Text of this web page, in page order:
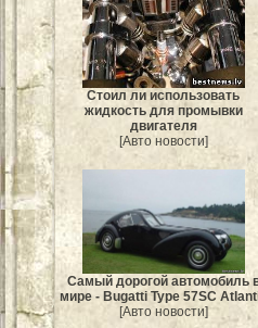
Стоил ли использовать
жидкость для промывки
двигателя
[Авто новости]
Самый дорогой автомобиль
мире - Bugatti Type 57SC
[Авто новости]